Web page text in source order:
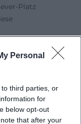
Personal
third parties, or
for
below opt-out
that after your
Platz